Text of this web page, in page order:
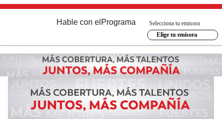
Hable con el Programa
Selecciona tu emisora
Elige tu emisora